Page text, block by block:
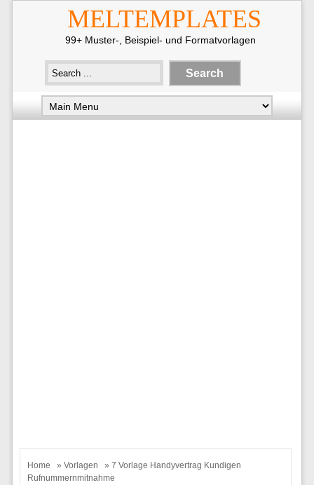
MELTEMPLATES
99+ Muster-, Beispiel- und Formatvorlagen
Home » Vorlagen
» 7 Vorlage Handyvertrag Kundigen
Rufnummernmitnahme